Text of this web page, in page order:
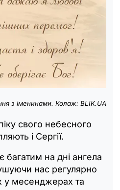
з іменинами. Колаж: BLIK.UA
свого небесного
і Сергії.
багатим на дні ангела
нас регулярно
у месенджерах та